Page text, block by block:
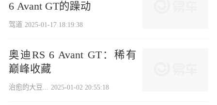
6 Avant GT的躁动
驾道 2025-01-17 18:19:38
奥迪RS 6 Avant GT：稀有
巅峰收藏
治愈的大豆... 2025-01-02 20:55:18